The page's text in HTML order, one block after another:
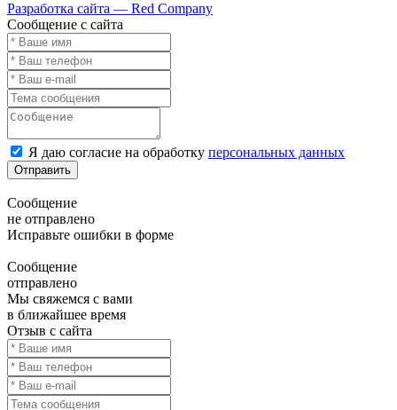
Разработка сайта — Red Company
Сообщение с сайта
Я даю согласие на обработку персональных данных
Отправить
Сообщение
не отправлено
Исправьте ошибки в форме
Сообщение
отправлено
Мы свяжемся с вами
в ближайшее время
Отзыв с сайта